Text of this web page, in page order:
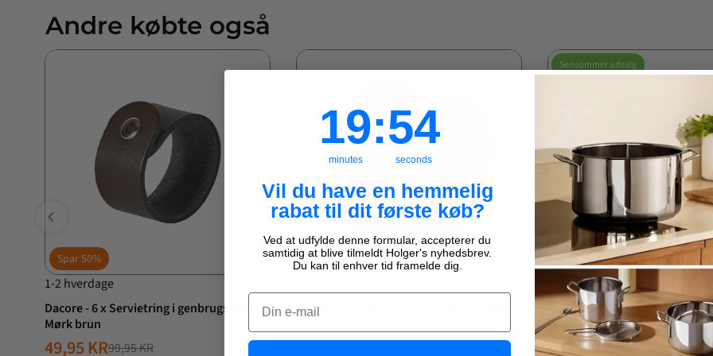
Andre købte også
Spar50%
1-2 hverdage
Dacore - 6 x Servietring i genbrugslæder -
Mørk brun
99,95 KR
49,95 KR
Spar50%
Dacore - 6 x Servietring i genbrugslæder -
49,95 KR
Sensommer udsalg
Spar50%
1-2 hverdage
Dacore - Dækkeserviet oval
genbrugslæder lys grå
99,95 KR
49,95 KR
Countdown ends in:
19
19
minutes
: 52
52
seconds
Vil du have en hemmelig
rabat til dit første køb?
Ved at udfylde denne formular, accepterer du
samtidig at blive tilmeldt Holger's nyhedsbrev.
Du kan til enhver tid framelde dig.
Email